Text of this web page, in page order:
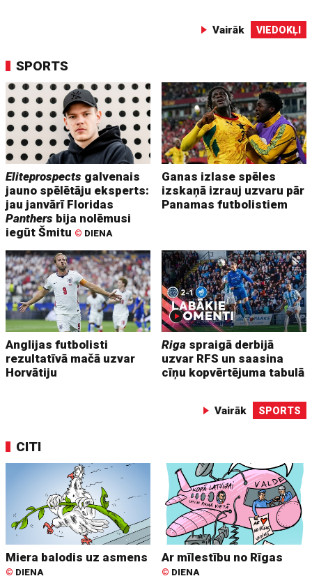
Vairāk VIEDOKĻI
SPORTS
Eliteprospects galvenais
jauno spēlētāju eksperts:
jau janvārī Floridas
Panthers bija nolēmusi
iegūt Šmitu © DIENA
Ganas izlase spēles
izskaņā izrauj uzvaru pār
Panamas futbolistiem
Anglijas futbolisti
rezultatīvā mačā uzvar
Horvātiju
Riga spraigā derbijā
uzvar RFS un saasina
cīņu kopvērtējuma tabulā
Vairāk SPORTS
CITI
Miera balodis uz asmens
© DIENA
Ar mīlestību no Rīgas
© DIENA